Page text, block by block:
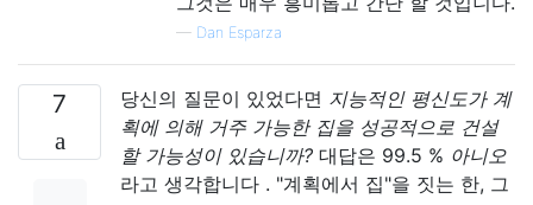
— Dan Esparza
7 당신의 질문이 있었다면 지능적인 평신도가 계
획에 의해 거주 가능한 집을 성공적으로 건설
할 가능성이 있습니까? 대답은 99.5 % 아니오
라고 생각합니다 . "계획에서 집"을 짓는 한, 그